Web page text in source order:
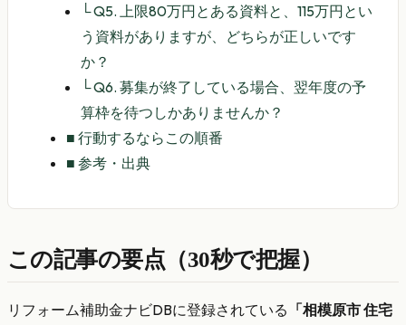
└Q5. 上限80万円とある資料と、115万円とい
う資料がありますが、どちらが正しいです
か？
└Q6. 募集が終了している場合、翌年度の予
算枠を待つしかありませんか？
■ 行動するならこの順番
■ 参考・出典
この記事の要点（30秒で把握）
リフォーム補助金ナビDBに登録されている 「相模原市 住宅